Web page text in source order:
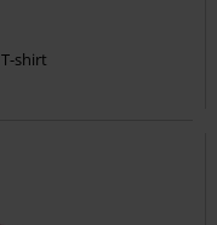
T-shirt